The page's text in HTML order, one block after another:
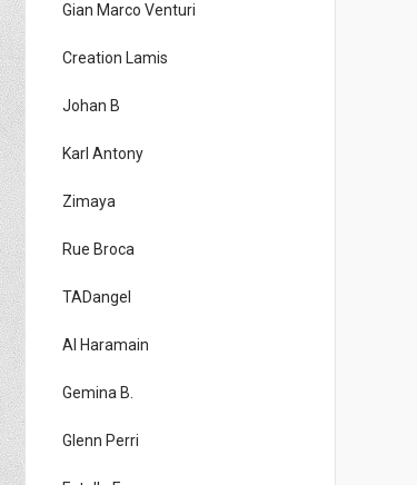
Gian Marco Venturi
Creation Lamis
Johan B
Karl Antony
Zimaya
Rue Broca
TADangel
Al Haramain
Gemina B.
Glenn Perri